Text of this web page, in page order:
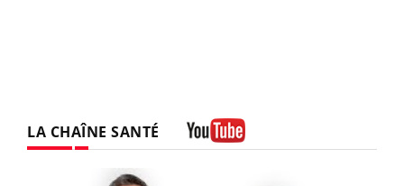
LA CHAÎNE SANTÉ